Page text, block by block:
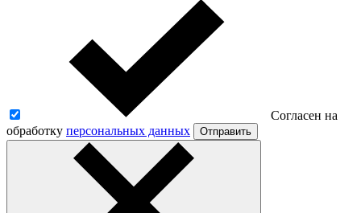
Согласен на
обработку персональных данных Отправить